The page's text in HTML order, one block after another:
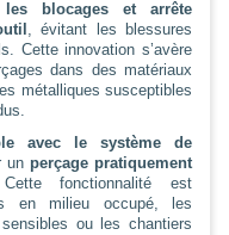
les blocages et arrête
, évitant les blessures
Cette innovation s’avère
dans des matériaux
métalliques susceptibles
avec le système de
un perçage pratiquement
fonctionnalité est
en milieu occupé, les
ou les chantiers